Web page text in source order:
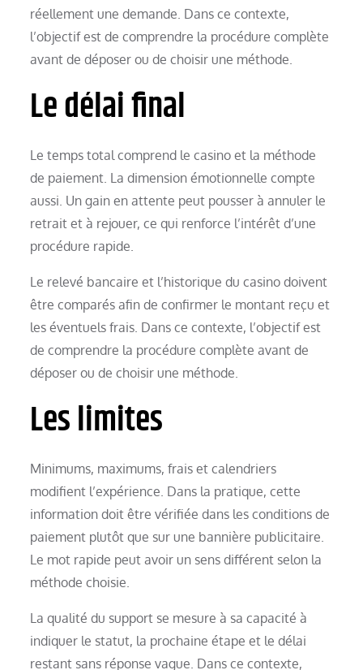
réellement une demande. Dans ce contexte,
l’objectif est de comprendre la procédure complète
avant de déposer ou de choisir une méthode.
Le délai final
Le temps total comprend le casino et la méthode
de paiement. La dimension émotionnelle compte
aussi. Un gain en attente peut pousser à annuler le
retrait et à rejouer, ce qui renforce l’intérêt d’une
procédure rapide.
Le relevé bancaire et l’historique du casino doivent
être comparés afin de confirmer le montant reçu et
les éventuels frais. Dans ce contexte, l’objectif est
de comprendre la procédure complète avant de
déposer ou de choisir une méthode.
Les limites
Minimums, maximums, frais et calendriers
modifient l’expérience. Dans la pratique, cette
information doit être vérifiée dans les conditions de
paiement plutôt que sur une bannière publicitaire.
Le mot rapide peut avoir un sens différent selon la
méthode choisie.
La qualité du support se mesure à sa capacité à
indiquer le statut, la prochaine étape et le délai
restant sans réponse vague. Dans ce contexte,